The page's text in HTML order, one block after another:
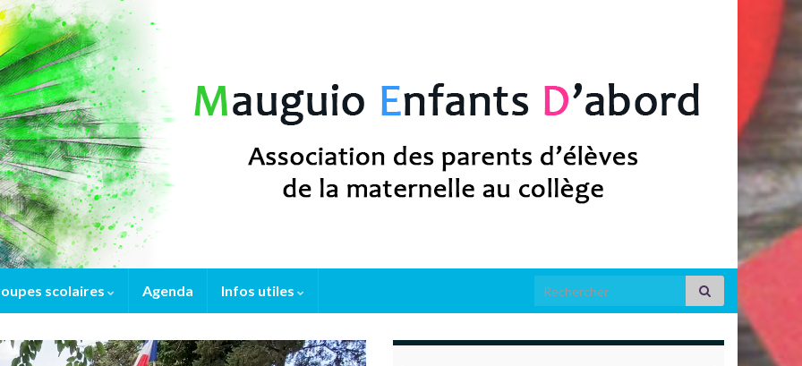
scolaires Agenda Infos utiles Search for: